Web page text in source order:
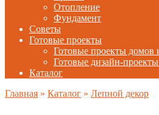
Отопление
Фундамент
Советы
Готовые проекты
Готовые проекты домов
Готовые дизайн-
Каталог
Главная » Каталог » Лепной декор